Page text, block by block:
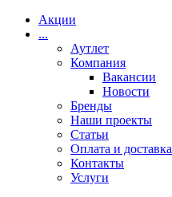
Акции
...
Аутлет
Компания
Вакансии
Новости
Бренды
Наши проекты
Статьи
Оплата и доставка
Контакты
Услуги